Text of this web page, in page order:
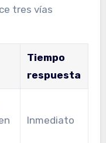
tres vías
Tiempo
respuesta
Inmediato